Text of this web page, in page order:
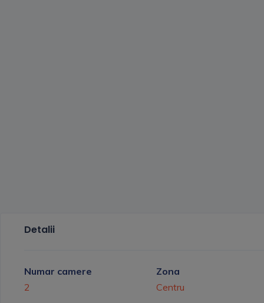
Detalii
Numar camere
2
Zona
Centru